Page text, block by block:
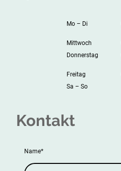
Mo– Di
Mittwoch
Donnerstag
Freitag
Sa – So
Kontakt
Name*